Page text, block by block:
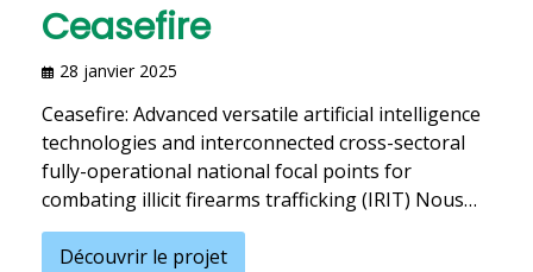
Ceasefire
28 janvier 2025
Ceasefire: Advanced versatile artificial intelligence
technologies and interconnected cross-sectoral
fully-operational national focal points for
combating illicit firearms trafficking (IRIT) Nous…
Découvrir le projet